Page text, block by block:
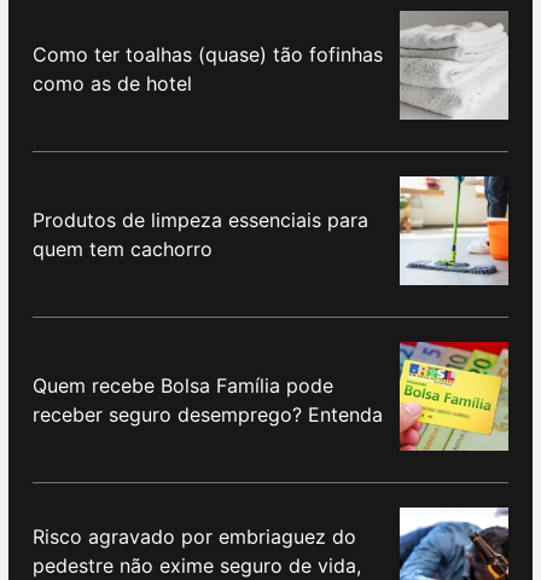
Como ter toalhas (quase) tão fofinhas
como as de hotel
Produtos de limpeza essenciais para
quem tem cachorro
Quem recebe Bolsa Família pode
receber seguro desemprego? Entenda
Risco agravado por embriaguez do
pedestre não exime seguro de vida,